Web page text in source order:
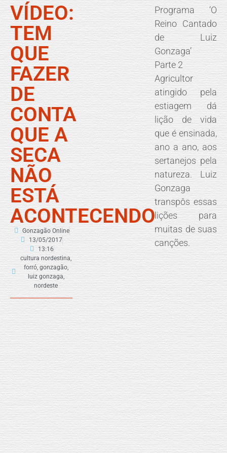
VÍDEO:
TEM
QUE
FAZER
DE
CONTA
QUE A
SECA
NÃO
ESTÁ
ACONTECENDO
Gonzagão Online
13/05/2017
13:16
cultura nordestina,
forró, gonzagão,
luiz gonzaga,
nordeste
Programa ‘O
Reino Cantado
de Luiz
Gonzaga’
Parte 2
Agricultor
atingido pela
estiagem dá
lição de vida
que é ensinada,
ano a ano, aos
sertanejos pela
natureza. Luiz
Gonzaga
transpôs essas
lições para
muitas de suas
canções.